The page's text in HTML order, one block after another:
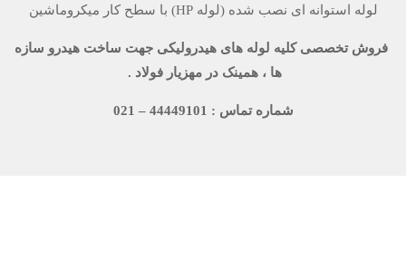
لوله استوانه ای نصب شده (لوله HP) با سطح کار میکروماشین
فروش تخصصی کلیه لوله های هیدرولیکی جهت ساخت هیدرو سازه
ها ، همینک در مهزیار فولاد .
شماره تماس : 44449101 – 021